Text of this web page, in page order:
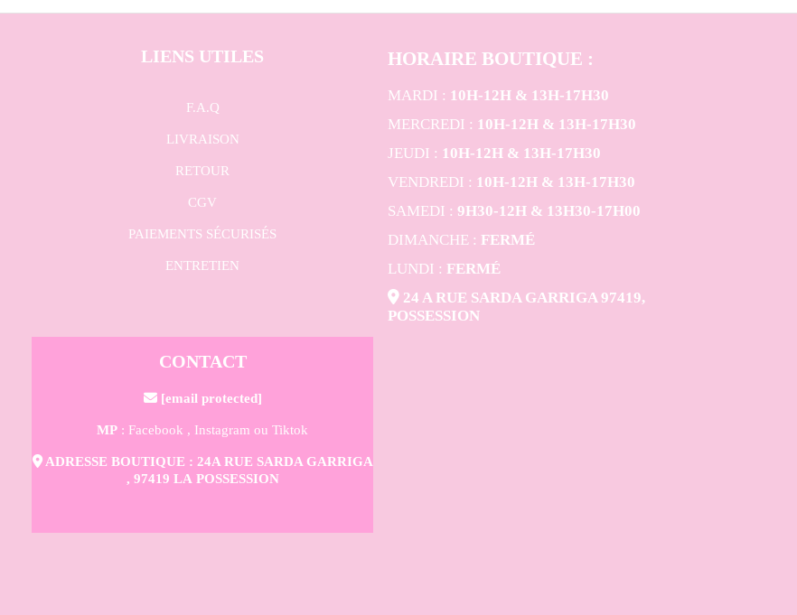
LIENS UTILES
F.A.Q
LIVRAISON
RETOUR
CGV
PAIEMENTS SÉCURISÉS
ENTRETIEN
CONTACT
 [email protected]
MP : Facebook , Instagram ou Tiktok
ADRESSE BOUTIQUE : 24A RUE SARDA GARRIGA
, 97419 LA POSSESSION
HORAIRE BOUTIQUE :
MARDI : 10H-12H & 13H-17H30
MERCREDI : 10H-12H & 13H-17H30
JEUDI : 10H-12H & 13H-17H30
VENDREDI : 10H-12H & 13H-17H30
SAMEDI : 9H30-12H & 13H30-17H00
DIMANCHE : FERMÉ
LUNDI :FERMÉ
 24 A RUE SARDA GARRIGA 97419,
POSSESSION